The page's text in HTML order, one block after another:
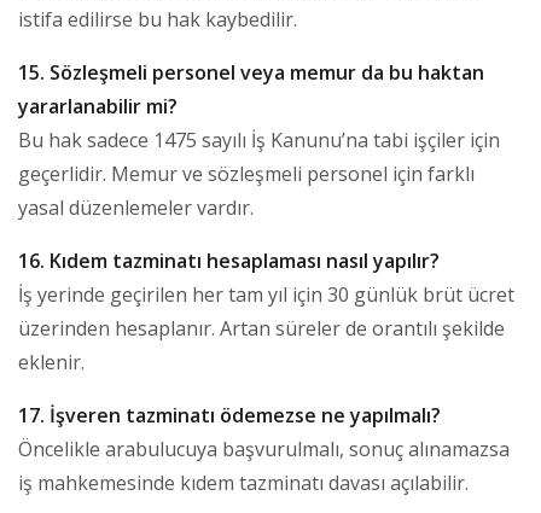
istifa edilirse bu hak kaybedilir.
15. Sözleşmeli personel veya memur da bu haktan
yararlanabilir mi?
Bu hak sadece 1475 sayılı İş Kanunu’na tabi işçiler için
geçerlidir. Memur ve sözleşmeli personel için farklı
yasal düzenlemeler vardır.
16. Kıdem tazminatı hesaplaması nasıl yapılır?
İş yerinde geçirilen her tam yıl için 30 günlük brüt ücret
üzerinden hesaplanır. Artan süreler de orantılı şekilde
eklenir.
17. İşveren tazminatı ödemezse ne yapılmalı?
Öncelikle arabulucuya başvurulmalı, sonuç alınamazsa
iş mahkemesinde kıdem tazminatı davası açılabilir.